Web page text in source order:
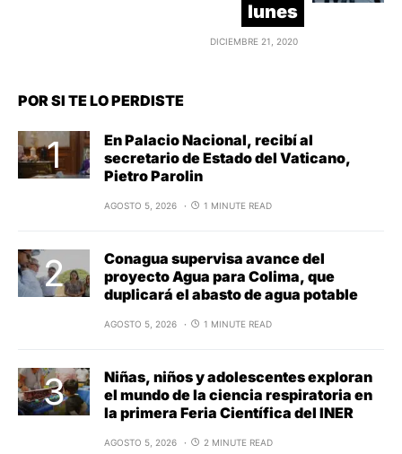
lunes
DICIEMBRE 21, 2020
POR SI TE LO PERDISTE
En Palacio Nacional, recibí al
secretario de Estado del Vaticano,
Pietro Parolin
AGOSTO 5, 2026 1 MINUTE READ
Conagua supervisa avance del
proyecto Agua para Colima, que
duplicará el abasto de agua potable
AGOSTO 5, 2026 1 MINUTE READ
Niñas, niños y adolescentes exploran
el mundo de la ciencia respiratoria en
la primera Feria Científica del INER
AGOSTO 5, 2026 2 MINUTE READ